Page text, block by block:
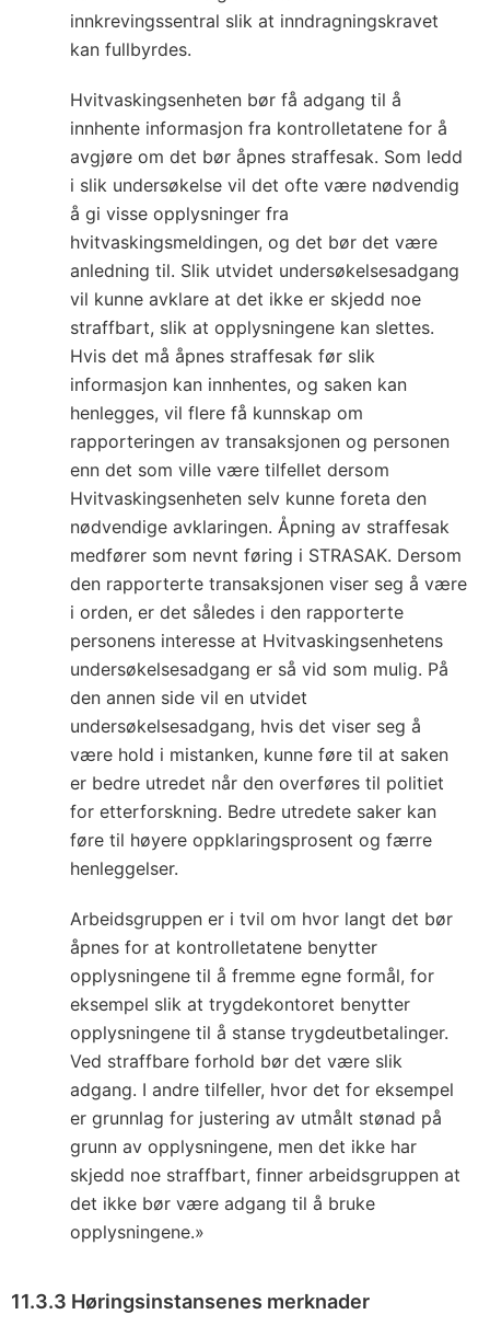
innkrevingssentral slik at inndragningskravet
kan fullbyrdes.
Hvitvaskingsenheten bør få adgang til å
innhente informasjon fra kontrolletatene for å
avgjøre om det bør åpnes straffesak. Som ledd
i slik undersøkelse vil det ofte være nødvendig
å gi visse opplysninger fra
hvitvaskingsmeldingen, og det bør det være
anledning til. Slik utvidet undersøkelsesadgang
vil kunne avklare at det ikke er skjedd noe
straffbart, slik at opplysningene kan slettes.
Hvis det må åpnes straffesak før slik
informasjon kan innhentes, og saken kan
henlegges, vil flere få kunnskap om
rapporteringen av transaksjonen og personen
enn det som ville være tilfellet dersom
Hvitvaskingsenheten selv kunne foreta den
nødvendige avklaringen. Åpning av straffesak
medfører som nevnt føring i STRASAK. Dersom
den rapporterte transaksjonen viser seg å være
i orden, er det således i den rapporterte
personens interesse at Hvitvaskingsenhetens
undersøkelsesadgang er så vid som mulig. På
den annen side vil en utvidet
undersøkelsesadgang, hvis det viser seg å
være hold i mistanken, kunne føre til at saken
er bedre utredet når den overføres til politiet
for etterforskning. Bedre utredete saker kan
føre til høyere oppklaringsprosent og færre
henleggelser.
Arbeidsgruppen er i tvil om hvor langt det bør
åpnes for at kontrolletatene benytter
opplysningene til å fremme egne formål, for
eksempel slik at trygdekontoret benytter
opplysningene til å stanse trygdeutbetalinger.
Ved straffbare forhold bør det være slik
adgang. I andre tilfeller, hvor det for eksempel
er grunnlag for justering av utmålt stønad på
grunn av opplysningene, men det ikke har
skjedd noe straffbart, finner arbeidsgruppen at
det ikke bør være adgang til å bruke
opplysningene.»
11.3.3 Høringsinstansenes merknader